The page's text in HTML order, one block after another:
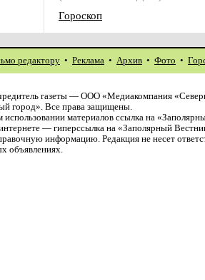
Гороскоп
редактору • Реклама • Архив • Фото •
газеты — ООО «Медиакомпания
город». Все права защищены.
материалов ссылка на
— гиперссылка на «Заполярный
информацию. Редакция не несет
объявлениях.